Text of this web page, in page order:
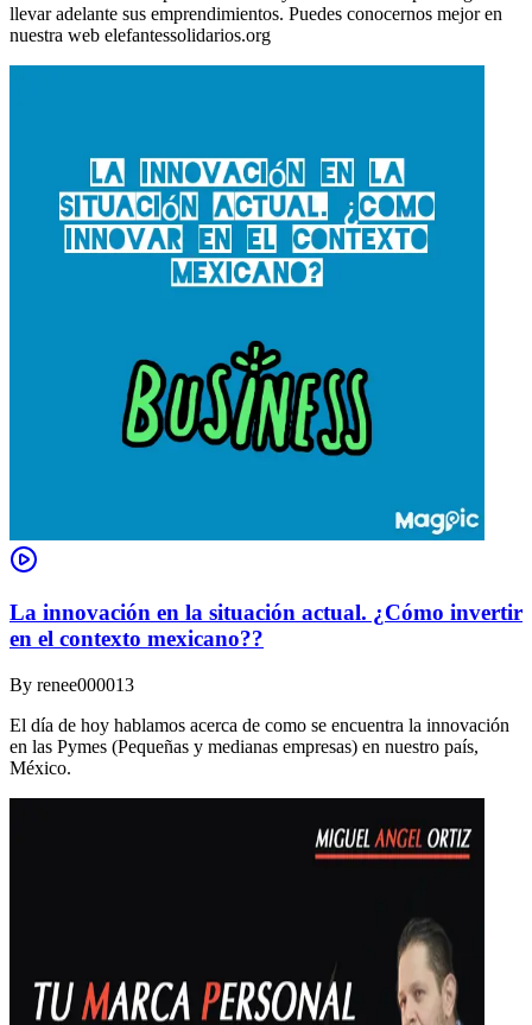
llevar adelante sus emprendimientos. Puedes conocernos mejor en
nuestra web elefantessolidarios.org
La innovación en la situación actual. ¿Cómo invertir
en el contexto mexicano??
By renee000013
El día de hoy hablamos acerca de como se encuentra la innovación
en las Pymes (Pequeñas y medianas empresas) en nuestro país,
México.